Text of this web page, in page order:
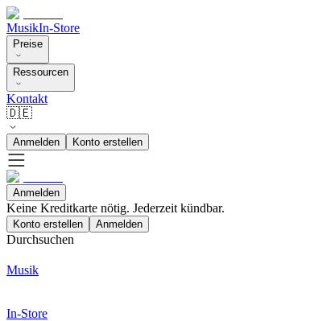
MusikIn-Store
Preise
Ressourcen
Kontakt
🇩🇪
Anmelden Konto erstellen
Anmelden
Keine Kreditkarte nötig. Jederzeit kündbar.
Konto erstellen Anmelden
Durchsuchen
Musik
In-Store